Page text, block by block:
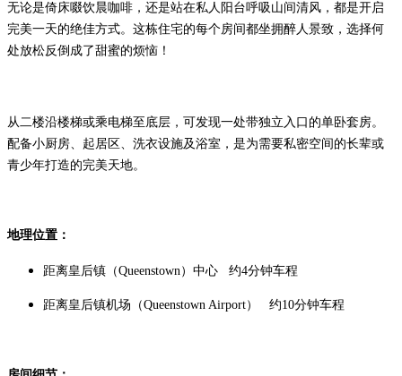
无论是倚床啜饮晨咖啡，还是站在私人阳台呼吸山间清风，都是开启
完美一天的绝佳方式。这栋住宅的每个房间都坐拥醉人景致，选择何
处放松反倒成了甜蜜的烦恼！
从二楼沿楼梯或乘电梯至底层，可发现一处带独立入口的单卧套房。
配备小厨房、起居区、洗衣设施及浴室，是为需要私密空间的长辈或
青少年打造的完美天地。
地理位置：
距离皇后镇（Queenstown）中心 约4分钟车程
距离皇后镇机场（Queenstown Airport） 约10分钟车程